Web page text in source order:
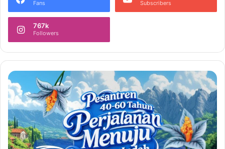
Fans Subscribers
767k
Followers